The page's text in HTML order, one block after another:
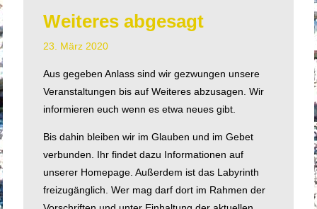
Weiteres abgesagt
23. März 2020
Aus gegeben Anlass sind wir gezwungen unsere
Veranstaltungen bis auf Weiteres abzusagen. Wir
informieren euch wenn es etwa neues gibt.
Bis dahin bleiben wir im Glauben und im Gebet
verbunden. Ihr findet dazu Informationen auf
unserer Homepage. Außerdem ist das Labyrinth
freizugänglich. Wer mag darf dort im Rahmen der